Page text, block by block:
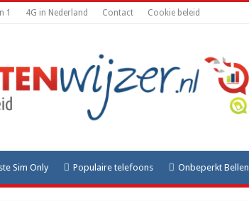
1 4G in Nederland Contact Cookie beleid
Sim Only Populaire telefoons Onbeperkt Bellen